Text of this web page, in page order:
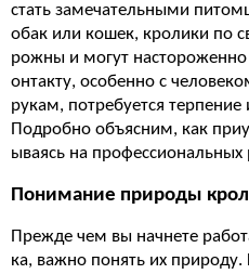
стать замечательными
обак или кошек, кролики по
рожны и могут настороженно
онтакту, особенно с
рукам, потребуется
Подробно объясним, как
ываясь на
Понимание природы
Прежде чем вы начнете
ка, важно понять их